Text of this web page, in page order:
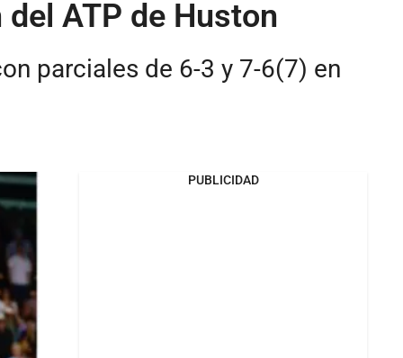
ATP de Huston
parciales de 6-3 y 7-6(7) en
PUBLICIDAD